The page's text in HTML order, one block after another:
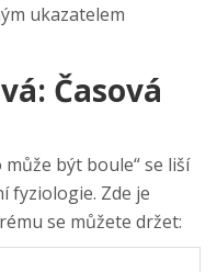
ukazatelem
Časová
být boule“ se liší
fyziologie. Zde je
se můžete držet: